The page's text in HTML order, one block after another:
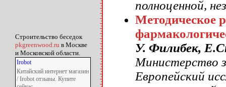
Строительство беседок
pkgreenwood.ru в Москве
и Московской области.
Irobot
Китайский интернет магазин
/ Irobot отзывы. Купите
полноценной,
Методическое
У. Филибек,
Министерство
Европейский